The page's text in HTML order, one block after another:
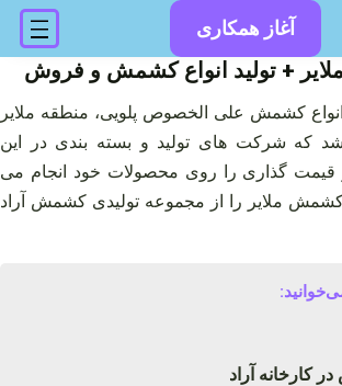
آغاز همکاری
+ تولید انواع کشمش و فروش
انواع کشمش علی الخصوص پلویی، منطقه ملایر
که شرکت‌ های تولید و بسته‌ بندی در این
گذاری را روی محصولات خود انجام می‌
کشمش ملایر را از مجموعه تولیدی کشمش آراد
کارخانه آراد